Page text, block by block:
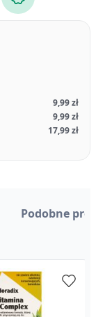
9,99 zł
9,99 zł
17,99 zł
Podobne